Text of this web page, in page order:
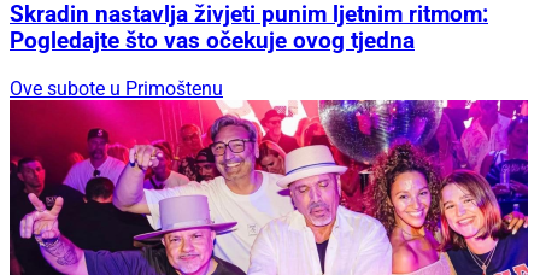
Skradin nastavlja živjeti punim ljetnim ritmom:
Pogledajte što vas očekuje ovog tjedna
Ove subote u Primoštenu